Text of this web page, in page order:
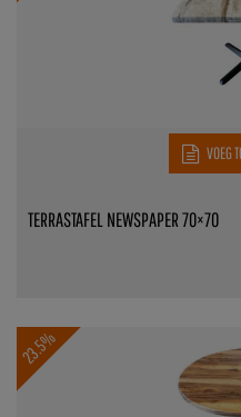
VOEG
TERRASTAFEL NEWSPAPER 70×70
23.5%